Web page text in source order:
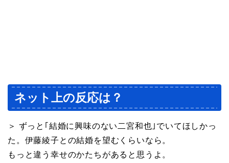
ネット上の反応は？
＞ ずっと｢結婚に興味のない二宮和也｣でいてほしかっ
た。伊藤綾子との結婚を望むくらいなら。
もっと違う幸せのかたちがあると思うよ。